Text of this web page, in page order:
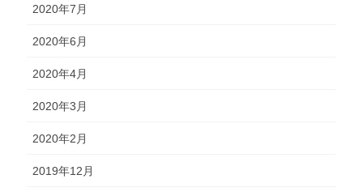
2020年7月
2020年6月
2020年4月
2020年3月
2020年2月
2019年12月